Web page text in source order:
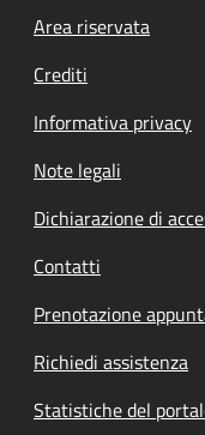
Footer
Area riservata
Crediti
Informativa privacy
Note legali
Dichiarazione di
Contatti
Prenotazione
Richiedi assistenza
Statistiche del